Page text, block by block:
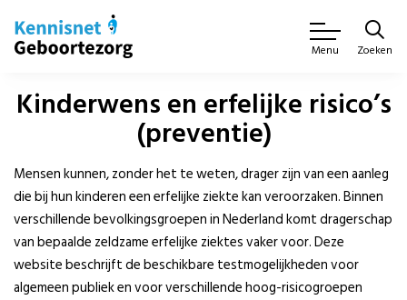
Menu Zoeken
Kinderwens en erfelijke risico’s
(preventie)
Mensen kunnen, zonder het te weten, drager zijn van een aanleg
die bij hun kinderen een erfelijke ziekte kan veroorzaken. Binnen
verschillende bevolkingsgroepen in Nederland komt dragerschap
van bepaalde zeldzame erfelijke ziektes vaker voor. Deze
website beschrijft de beschikbare testmogelijkheden voor
algemeen publiek en voor verschillende hoog-risicogroepen